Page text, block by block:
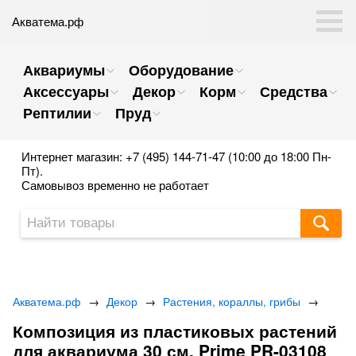
Акватема.рф
Аквариумы
Оборудование
Аксессуары
Декор Корм
Средства
Рептилии
Пруд
Интернет магазин: +7 (495) 144-71-47 (10:00 до 18:00 Пн-
Пт).
Самовывоз временно не работает
Акватема.рф → Декор → Растения, кораллы, грибы →
Композиция из пластиковых растений
для аквариума 30 см. Prime PR-03108